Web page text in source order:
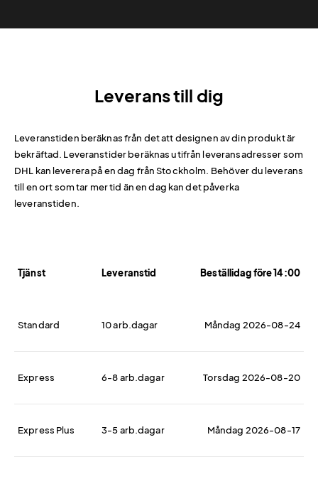
Leverans till dig
Leveranstiden beräknas från det att designen av din produkt är
bekräftad. Leveranstider beräknas utifrån leveransadresser som
DHL kan leverera på en dag från Stockholm. Behöver du leverans
till en ort som tar mer tid än en dag kan det påverka
leveranstiden.
Tjänst Leveranstid Beställidag före 14:00
Standard 10 arb.dagar Måndag 2026-08-24
Express 6-8 arb.dagar Torsdag 2026-08-20
Express Plus 3-5 arb.dagar Måndag 2026-08-17